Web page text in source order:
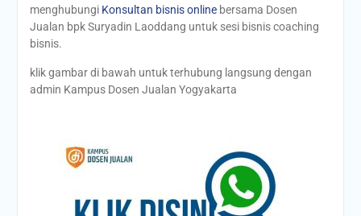
menghubungi Konsultan bisnis onlinebersama Dosen
Jualan bpk Suryadin Laoddang untuk sesi bisnis coaching
bisnis.
klik gambar di bawah untuk terhubung langsung dengan
admin Kampus Dosen Jualan Yogyakarta